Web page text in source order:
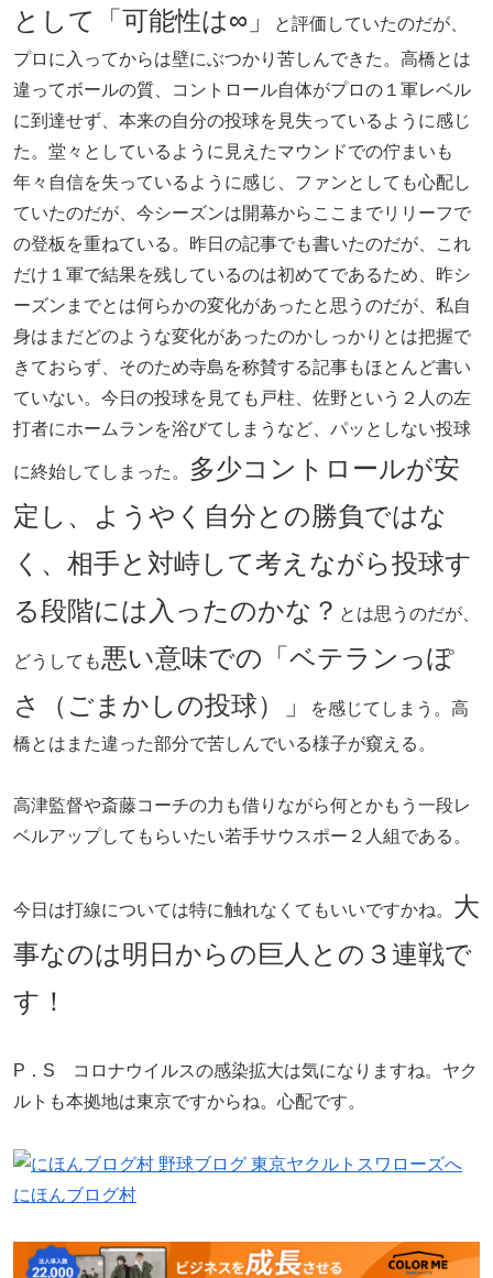
として「可能性は∞」
と評価していたのだが、
プロに入ってからは壁にぶつかり苦しんできた。高橋とは
違ってボールの質、コントロール自体がプロの１軍レベル
に到達せず、本来の自分の投球を見失っているように感じ
た。堂々としているように見えたマウンドでの佇まいも
年々自信を失っているように感じ、ファンとしても心配し
ていたのだが、今シーズンは開幕からここまでリリーフで
の登板を重ねている。昨日の記事でも書いたのだが、これ
だけ１軍で結果を残しているのは初めてであるため、昨シ
ーズンまでとは何らかの変化があったと思うのだが、私自
身はまだどのような変化があったのかしっかりとは把握で
きておらず、そのため寺島を称賛する記事もほとんど書い
ていない。今日の投球を見ても戸柱、佐野という２人の左
打者にホームランを浴びてしまうなど、パッとしない投球
に終始してしまった。 多少コントロールが安
定し、ようやく自分との勝負ではな
く、相手と対峙して考えながら投球す
る段階には入ったのかな？ とは思うのだが、
どうしても悪い意味での「ベテランっぽ
さ（ごまかしの投球）」
を感じてしまう。高
橋とはまた違った部分で苦しんでいる様子が窺える。
高津監督や斎藤コーチの力も借りながら何とかもう一段レ
ベルアップしてもらいたい若手サウスポー２人組である。
今日は打線については特に触れなくてもいいですかね。 大
事なのは明日からの巨人との３連戦で
す！
P．S コロナウイルスの感染拡大は気になりますね。ヤク
ルトも本拠地は東京ですからね。心配です。
にほんブログ村